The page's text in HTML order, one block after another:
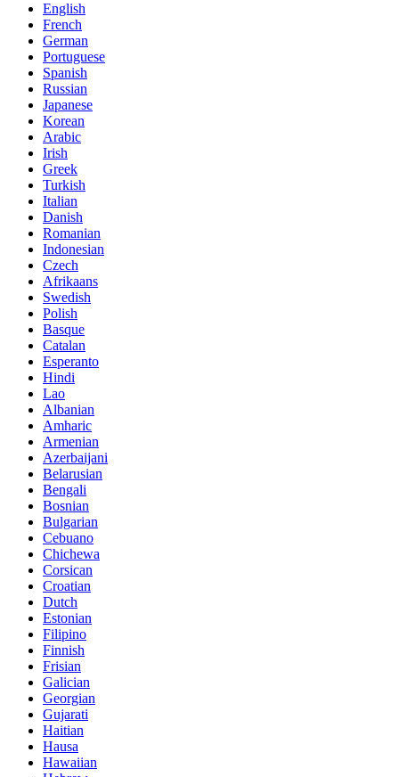
English
French
German
Portuguese
Spanish
Russian
Japanese
Korean
Arabic
Irish
Greek
Turkish
Italian
Danish
Romanian
Indonesian
Czech
Afrikaans
Swedish
Polish
Basque
Catalan
Esperanto
Hindi
Lao
Albanian
Amharic
Armenian
Azerbaijani
Belarusian
Bengali
Bosnian
Bulgarian
Cebuano
Chichewa
Corsican
Croatian
Dutch
Estonian
Filipino
Finnish
Frisian
Galician
Georgian
Gujarati
Haitian
Hausa
Hawaiian